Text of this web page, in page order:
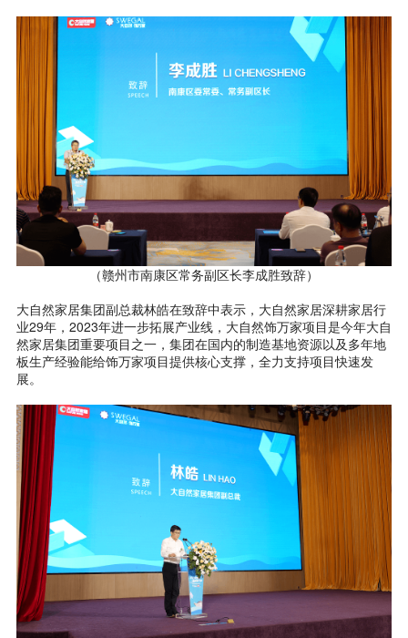
（赣州市南康区常务副区长李成胜致辞）
大自然家居集团副总裁林皓在致辞中表示，大自然家居深耕家居行
业29年，2023年进一步拓展产业线，大自然饰万家项目是今年大自
然家居集团重要项目之一，集团在国内的制造基地资源以及多年地
板生产经验能给饰万家项目提供核心支撑，全力支持项目快速发
展。